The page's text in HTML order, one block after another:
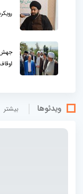
جهش
ویدئوها بيشتر